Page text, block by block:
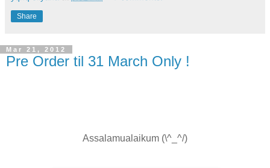
Share
Mar 21, 2012
Pre Order til 31 March Only !
Assalamualaikum (\^_^/)